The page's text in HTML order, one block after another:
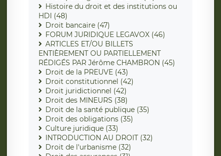
Histoire du droit et des institutions ou
HDI (48)
Droit bancaire (47)
FORUM JURIDIQUE LEGAVOX (46)
ARTICLES ET/OU BILLETS
ENTIÈREMENT OU PARTIELLEMENT
RÉDIGÉS PAR Jérôme CHAMBRON (45)
Droit de la PREUVE (43)
Droit constitutionnel (42)
Droit juridictionnel (42)
Droit des MINEURS (38)
Droit de la santé publique (35)
Droit des obligations (35)
Culture juridique (33)
INTRODUCTION AU DROIT (32)
Droit de l'urbanisme (32)